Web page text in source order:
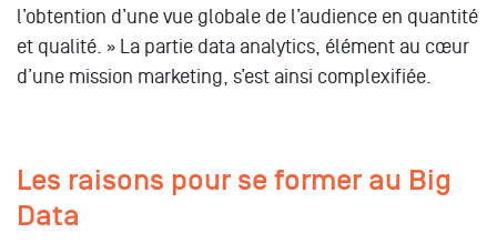
l’obtention d’une vue globale de l’audience en quantité
et qualité. » La partie data analytics, élément au cœur
d’une mission marketing, s’est ainsi complexifiée.
Les raisons pour se former au Big
Data